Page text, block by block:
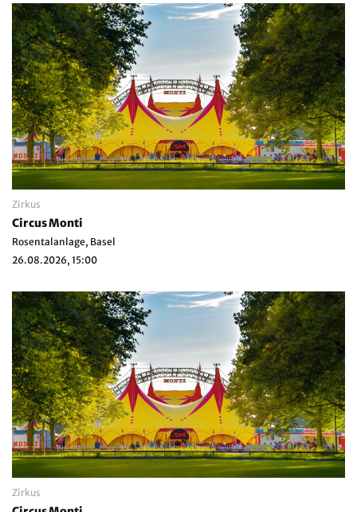
Zirkus
Circus Monti
Rosentalanlage, Basel
26.08.2026, 15:00
Zirkus